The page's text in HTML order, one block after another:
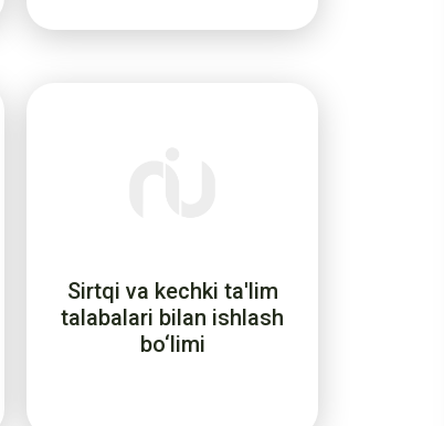
Sirtqi va kechki ta'lim
talabalari bilan ishlash
bo‘limi